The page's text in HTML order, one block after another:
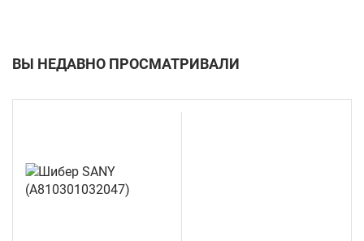
ВЫ НЕДАВНО ПРОСМАТРИВАЛИ